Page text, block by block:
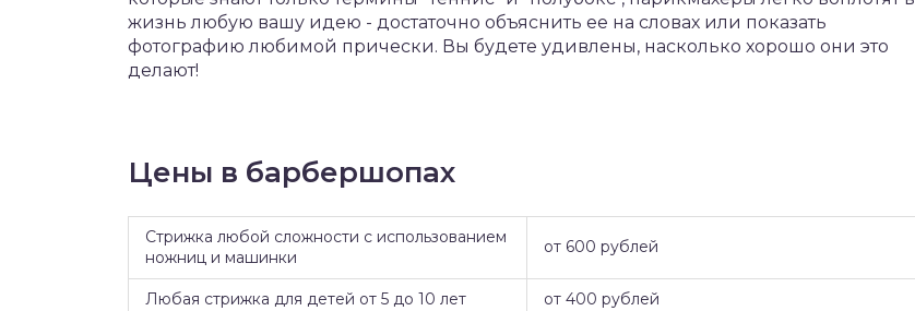
жизнь любую вашу идею - достаточно объяснить ее на словах или показать
фотографию любимой прически. Вы будете удивлены, насколько хорошо они это
делают!
Цены в барбершопах
Стрижка любой сложности с использованием
ножниц и машинки
от 600 рублей
Любая стрижка для детей от 5 до 10 лет от 400 рублей